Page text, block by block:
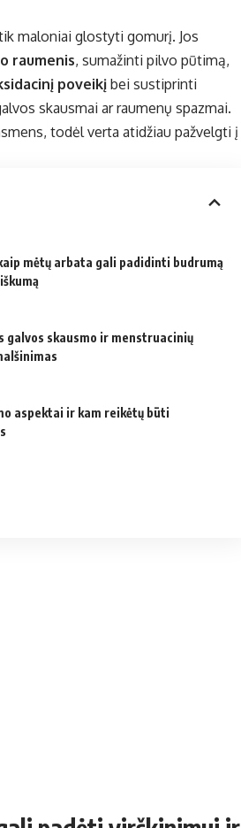
maloniai glostyti gomurį. Jos
raumenis, sumažinti pilvo pūtimą,
poveikį bei sustiprinti
skausmai ar raumenų spazmai.
todėl verta atidžiau pažvelgti į
mėtų arbata gali padidinti budrumą
galvos skausmo ir menstruacinių
aspektai ir kam reikėtų būti